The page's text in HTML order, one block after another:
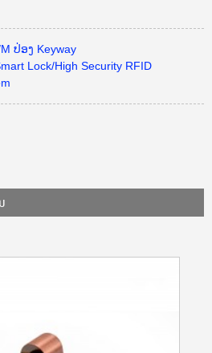
ປ່ອງ Keyway
Lock/High Security RFID